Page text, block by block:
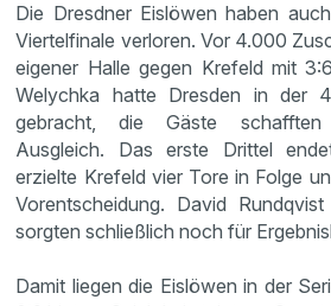
Die Dresdner Eislöwen haben
Viertelfinale verloren. Vor 4.000
eigener Halle gegen Krefeld mit
Welychka hatte Dresden in der
gebracht, die Gäste
Ausgleich. Das erste Drittel
erzielte Krefeld vier Tore in Folge
Vorentscheidung. David
sorgten schließlich noch für
Damit liegen die Eislöwen in der